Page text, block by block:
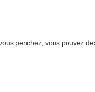
penchez, vous pouvez